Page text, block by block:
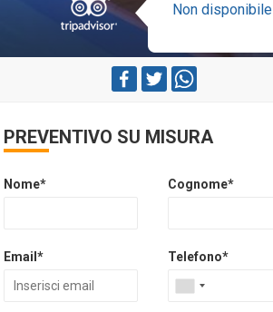
Non disponibile
PREVENTIVO SU MISURA
Nome* Cognome*
Email* Telefono*